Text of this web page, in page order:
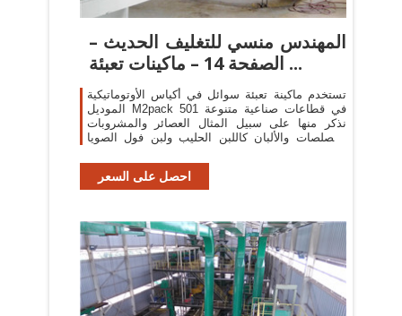
المهندس منسي للتغليف الحديث –
الصفحة 14 – ماكينات تعبئة ...
تستخدم ماكينة تعبئة سوائل في أكياس الأوتوماتيكية
الموديل M2pack 501 في قطاعات صناعية متنوعة
نذكر منها على سبيل المثال العصائر والمشروبات
والصلصات والألبان كاللبن الحليب ولبن فول الصويا
احصل على السعر